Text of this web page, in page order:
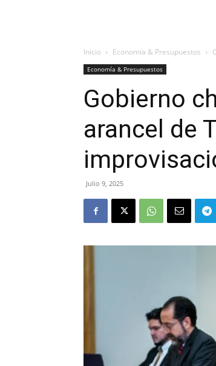
Inicio Economía & Presupuestos
Economía & Presupuestos
Gobierno
arancel de
Julio 9, 2025